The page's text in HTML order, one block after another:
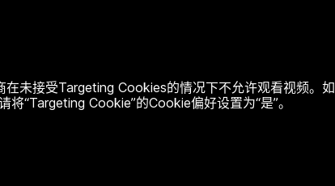
未接受Targeting Cookies的情况下不允许观看视频。如
“Targeting Cookie”的Cookie偏好设置为“是”。